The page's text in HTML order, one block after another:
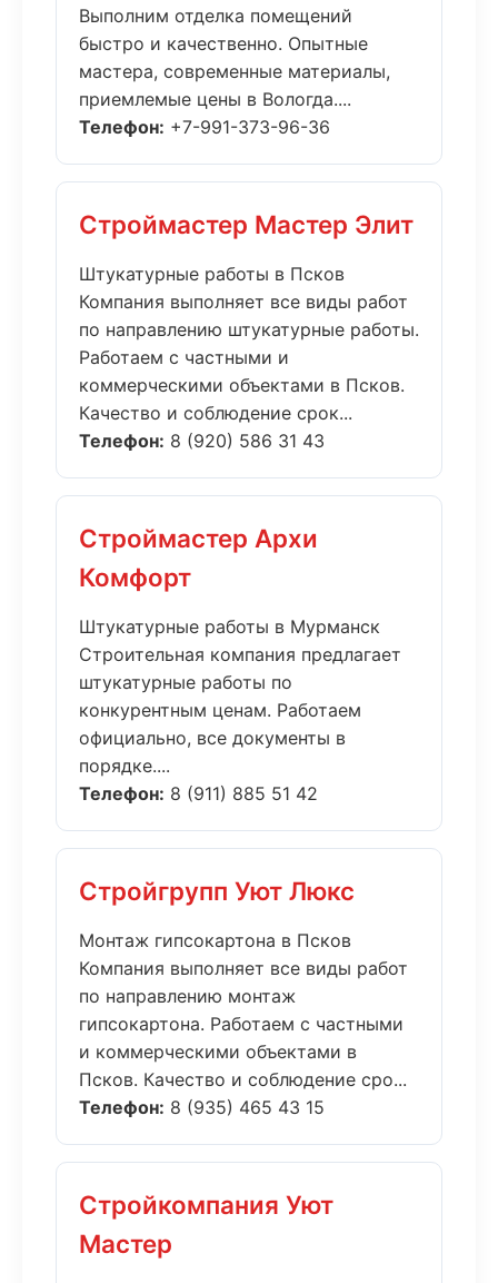
Выполним отделка помещений
быстро и качественно. Опытные
мастера, современные материалы,
приемлемые цены в Вологда....
Телефон: +7-991-373-96-36
Строймастер Мастер Элит
Штукатурные работы в Псков
Компания выполняет все виды работ
по направлению штукатурные работы.
Работаем с частными и
коммерческими объектами в Псков.
Качество и соблюдение срок...
Телефон: 8 (920) 586 31 43
Строймастер Архи
Комфорт
Штукатурные работы в Мурманск
Строительная компания предлагает
штукатурные работы по
конкурентным ценам. Работаем
официально, все документы в
порядке....
Телефон: 8 (911) 885 51 42
Стройгрупп Уют Люкс
Монтаж гипсокартона в Псков
Компания выполняет все виды работ
по направлению монтаж
гипсокартона. Работаем с частными
и коммерческими объектами в
Псков. Качество и соблюдение сро...
Телефон: 8 (935) 465 43 15
Стройкомпания Уют
Мастер